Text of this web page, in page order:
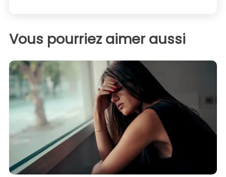
Vous pourriez aimer aussi